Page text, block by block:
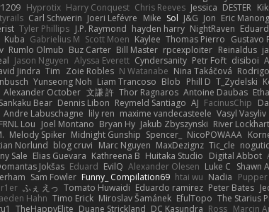
Hyprotix Harry Conquest Chris Reeves Jessica DESTER Kiki
Carl Schwerin Joeri Lefévre Mike Sol J&G Jon Eric
Tyler Phillips J.P. Raymond hayden harry NightRaven
Kuba Gabrielius M Scott Moen Kaylee Thomas Pierro Gustavo
Rumlo Olmub Buz Carter Bill Master rpcexploiter Reinaldus
Jason Nguyen Alyssa Everett Cyndersanity Petr Fořt disiboi
Jindra Tim Zoie Robles N Watanabe Nina Takáčová
Yunseong Noh Liam Trancoso Blob Phill D T_Zydelski
Alexander October 文謙 許 Thor Ragnaros Antoine Daubas
Sankaku Bear Dennis Libon Reymeld Santiago AJ FacinusChip
Andre Labuschagne lily ren maxime vandecasteele Vasyl Vasyliv
FRNL Lou Joel Montano Bryan Hy Jakub Zbyszynski River Lockhart
Melody Spiker Midnight Gunship Spencer_ NicoPOWAAA
Norlund blog cruvi Marc Nguyen MaxDezignz Tic_cle
Sale Elias Guevara Kathreena B Huitaka Studio Digital Abbot
Jokšas Eduard EvilQ Alexander Olesen Luke C Shawn
Sam Fowler Funny_ Compilation69 htai wu Nadia Pupper
ふぇ えっ Tomato Huwaidi Eduardo ramirez Peter Bates
Hahn Timo Erick Miroslav Šamánek EfulTopo The Starius
TheHappyElite Duane Strickland DC Kasundra Ross Marcin